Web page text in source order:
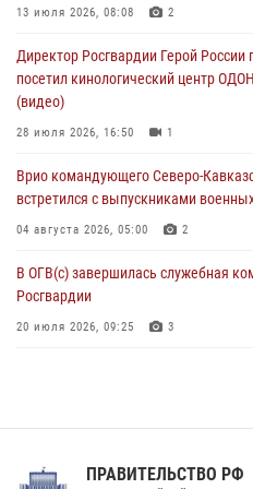
Офицеры Росгвардии и ветераны
05 августа 2026, 12:40
Росгвардейцы приняли участие в
посвящённой 83‑й годовщине
05 августа 2026, 12:13 1
13 июля 2026, 08:08 2
Директор Росгвардии Герой
посетил кинологический центр
(видео)
28 июля 2026, 16:50 1
Врио командующего Северо-
встретился с выпускниками
04 августа 2026, 05:00 2
В ОГВ(с) завершилась служебная
Росгвардии
20 июля 2026, 09:25 3
ПРАВИТЕЛЬСТВО РФ